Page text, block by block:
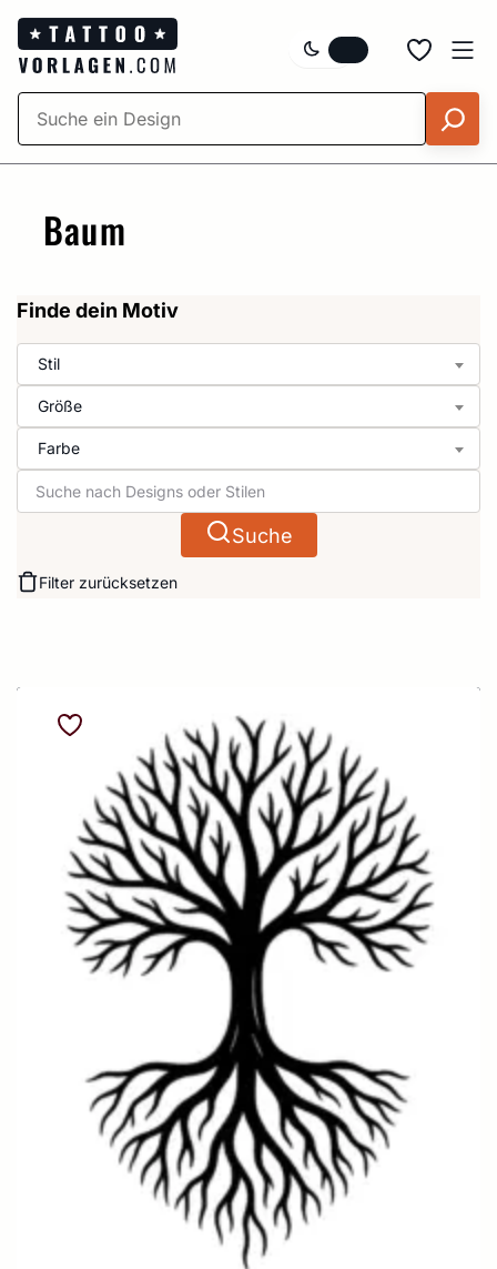
Zum
Inhalt
springen
Baum
Finde dein Motiv
Stil
Größe
Farbe
Suche
Filter zurücksetzen